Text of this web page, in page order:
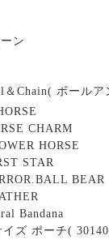
ン
＆Chain( ボールア
CHARM
HORSE
STAR
BEAR
Bandana
イズ ポーチ(